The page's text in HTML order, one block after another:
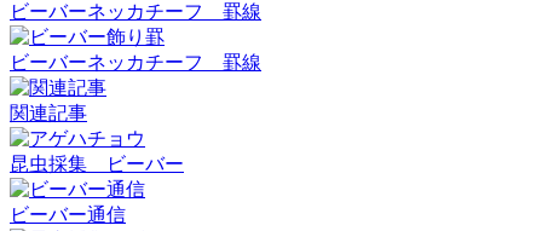
ビーバーネッカチーフ 罫線
ビーバーネッカチーフ 罫線
関連記事
昆虫採集 ビーバー
ビーバー通信